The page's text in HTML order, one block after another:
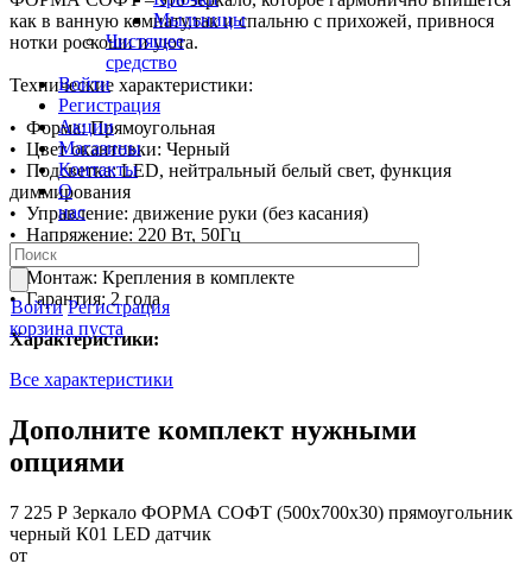
Мыльницы
Чистящее
средство
Войти
Регистрация
Акции
Магазины
Контакты
О
нас
Войти Регистрация
корзина пуста
как в ванную комнату,так и спальню с прихожей, привнося
нотки роскоши и уюта.
Технические характеристики:
• Форма: Прямоугольная
• Цвет окантовки: Черный
• Подсветка: LED, нейтральный белый свет, функция
диммирования
• Управление: движение руки (без касания)
• Напряжение: 220 Вт, 50Гц
• Ресурс подсветки: 10 000 часов
• Монтаж: Крепления в комплекте
• Гарантия: 2 года
Характеристики:
Все характеристики
Дополните комплект нужными
опциями
7 225 Р Зеркало ФОРМА СОФТ (500х700х30) прямоугольник
черный К01 LED датчик
от